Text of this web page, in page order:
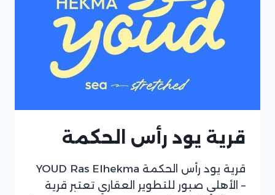
قرية يود رأس الحكمة
قرية يود رأس الحكمة YOUD Ras Elhekma
– الأهلي صبور للتطوير العقاري تعتبر قرية